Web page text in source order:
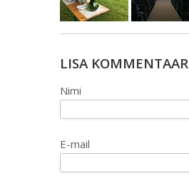
LISA KOMMENTAAR
Nimi
E-mail